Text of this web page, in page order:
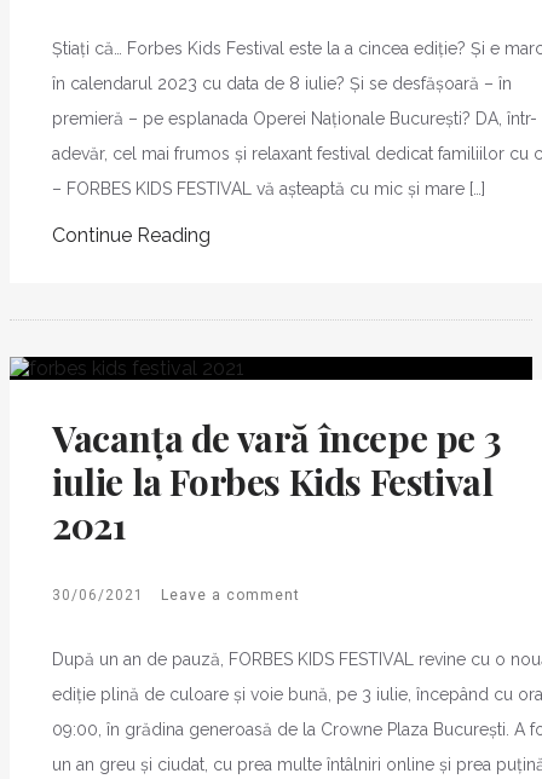
Știați că… Forbes Kids Festival este la a cincea ediție? Și e
în calendarul 2023 cu data de 8 iulie? Și se desfășoară – în
premieră – pe esplanada Operei Naționale București? DA, într-
adevăr, cel mai frumos și relaxant festival dedicat familiilor cu
– FORBES KIDS FESTIVAL vă așteaptă cu mic și mare […]
Continue Reading
Vacanța de vară începe pe 3
iulie la Forbes Kids Festival
2021
30/06/2021 Leave a comment
După un an de pauză, FORBES KIDS FESTIVAL revine cu o
ediție plină de culoare și voie bună, pe 3 iulie, începând cu ora
09:00, în grădina generoasă de la Crowne Plaza București. A
un an greu și ciudat, cu prea multe întâlniri online și prea